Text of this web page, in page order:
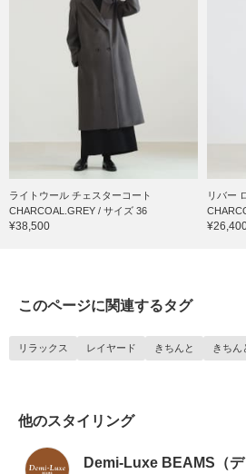
ライトウール チェスターコート
CHARCOAL.GREY / サイズ 36
¥38,500
リバー
このページに関連するタグ
リラックス レイヤード きちんと きちん
他のスタイリング
Demi-Luxe BEAMS（デ